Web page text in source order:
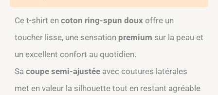
Ce t-shirt en coton ring-spun doux offre un
toucher lisse, une sensation premium sur la peau et
un excellent confort au quotidien.​
Sa coupe semi-ajustée avec coutures latérales
met en valeur la silhouette tout en restant agréable